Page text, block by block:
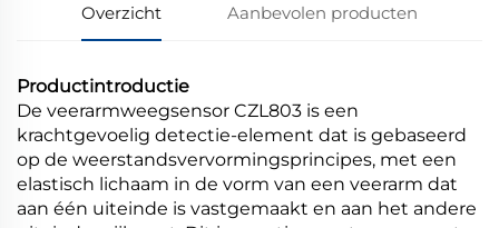
Overzicht Aanbevolen producten
Productintroductie
De veerarmweegsensor CZL803 is een
krachtgevoelig detectie-element dat is gebaseerd
op de weerstandsvervormingsprincipes, met een
elastisch lichaam in de vorm van een veerarm dat
aan één uiteinde is vastgemaakt en aan het andere